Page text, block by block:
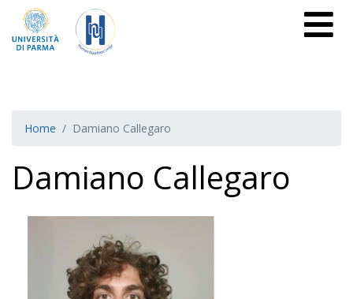
Home Damiano Callegaro
Damiano Callegaro